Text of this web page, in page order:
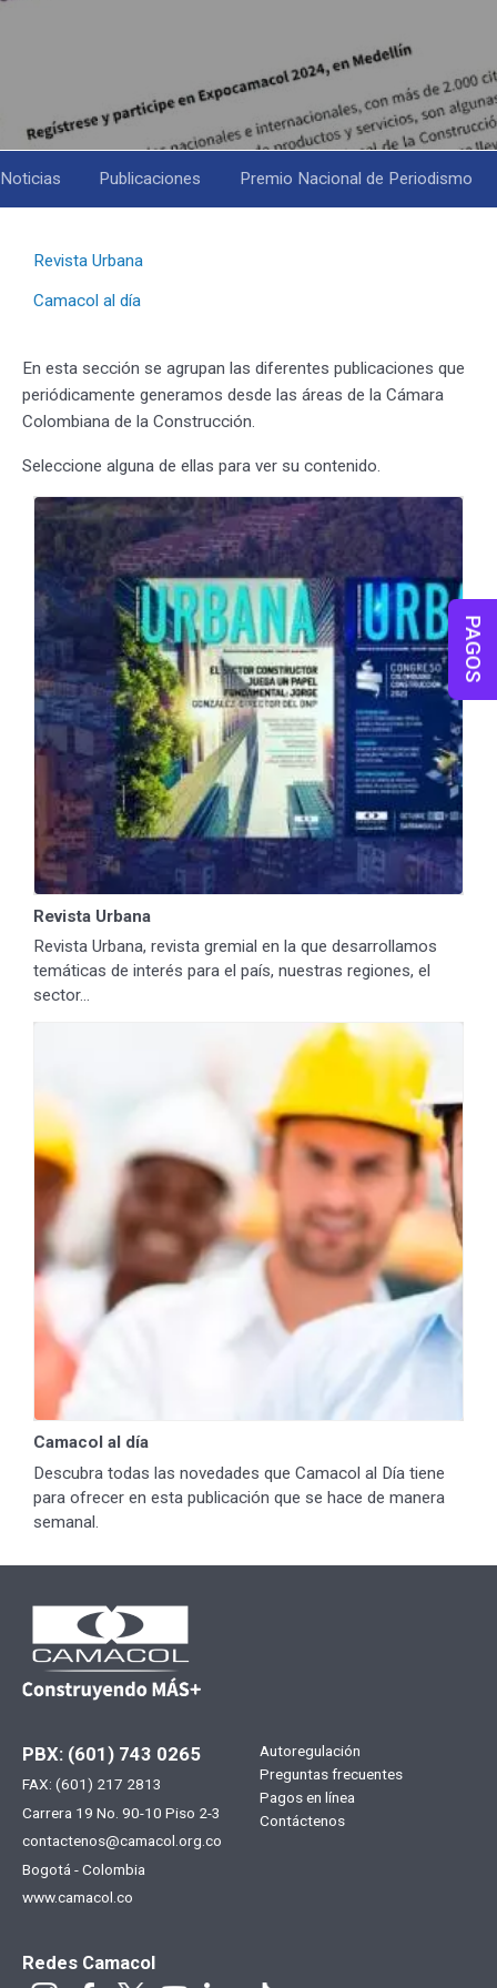
Noticias Publicaciones Premio Nacional de Periodismo
Menú
Actualidad
nivel
Revista Urbana
Camacol al día
En esta sección se agrupan las diferentes publicaciones que
periódicamente generamos desde las áreas de la Cámara
Colombiana de la Construcción.
Seleccione alguna de ellas para ver su contenido.
Revista Urbana
Revista Urbana, revista gremial en la que desarrollamos
temáticas de interés para el país, nuestras regiones, el
sector...
Camacol al día
Descubra todas las novedades que Camacol al Día tiene
para ofrecer en esta publicación que se hace de manera
semanal.
PAGOS
PBX: (601) 743 0265
FAX: (601) 217 2813
Carrera 19 No. 90-10 Piso 2-3
contactenos@camacol.org.co
Bogotá - Colombia
www.camacol.co
Menú
footer
Autoregulación
Preguntas frecuentes
Pagos en línea
Contáctenos
Redes Camacol